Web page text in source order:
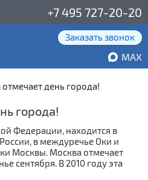
+7 495 727-20-20
Заказать звонок
MAX
день города!
города!
Федерации, находится в
в междуречье Оки и
Москвы. Москва отмечает
сентября. В 2010 году эта